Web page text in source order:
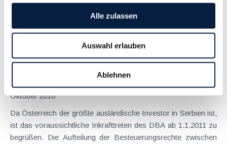
Alle zulassen
Auswahl erlauben
Ablehnen
Neues Doppelbesteuerungsabkommen zwischen
Oktober 2010
Da Österreich der größte ausländische Investor in Serbien ist,
ist das voraussichtliche Inkrafttreten des DBA ab 1.1.2011 zu
begrüßen. Die Aufteilung der Besteuerungsrechte zwischen